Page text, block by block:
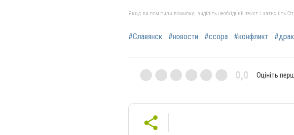
Якщо ви помітили помилку, виділіть необхідний текст і натисніть
#Славянск #новости #ссора #конфликт
0,0 Оцініть